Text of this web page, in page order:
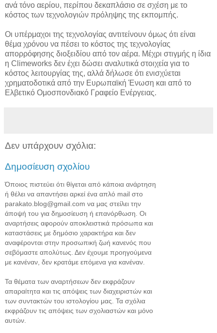
ανά τόνο αερίου, περίπου δεκαπλάσιο σε σχέση με το
κόστος των τεχνολογιών πρόληψης της εκπομπής.
Οι υπέρμαχοι της τεχνολογίας αντιτείνουν όμως ότι είναι
θέμα χρόνου να πέσει το κόστος της τεχνολογίας
απορρόφησης διοξειδίου από τον αέρα. Μέχρι στιγμής η ίδια
η Climeworks δεν έχει δώσει αναλυτικά στοιχεία για το
κόστος λειτουργίας της, αλλά δήλωσε ότι ενισχύεται
χρηματοδοτικά από την Ευρωπαϊκή Ένωση και από το
Ελβετικό Ομοσπονδιακό Γραφείο Ενέργειας.
Δεν υπάρχουν σχόλια:
Δημοσίευση σχολίου
Όποιος πιστεύει ότι θίγεται από κάποια ανάρτηση
ή θέλει να απαντήσει αρκεί ένα απλό mail στο
parakato.blog@gmail.com να μας στείλει την
άποψή του για δημοσίευση ή επανόρθωση. Οι
αναρτήσεις αφορούν αποκλειστικά πρόσωπα και
καταστάσεις με δημόσιο χαρακτήρα και δεν
αναφέρονται στην προσωπική ζωή κανενός που
σεβόμαστε απολύτως. Δεν έχουμε προηγούμενα
με κανέναν, δεν κρατάμε επόμενα για κανέναν.
Τα θέματα των αναρτήσεων δεν εκφράζουν
απαραίτητα και τις απόψεις των διαχειριστών και
των συντακτών του ιστολογίου μας. Τα σχόλια
εκφράζουν τις απόψεις των σχολιαστών και μόνο
αυτών.